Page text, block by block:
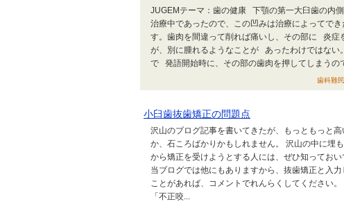
JUGEMテーマ：歯の健康 下顎の第一大臼歯の内
治療中であったので、この凹みは治療によってで
す。歯肉を間違って削れば痛いし、その部に 炎症
が、別に腫れるようなことが あったわけではない
で 発語開始時に、その部の歯肉を押してしまうの
歯科難
小臼歯抜歯矯正の問題点
沢山のブログ記事を書いてきたが、もっともっと
か、石ころばかりかもしれません。 沢山の中に埋
から矯正を受けようとする人には、ぜひ知ってお
当ブログでは他にもありますから、抜歯矯正と入
ことがあれば、コメントでれんらくしてください
「不正咬...